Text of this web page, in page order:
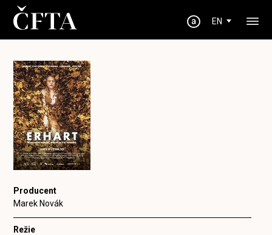
EN
Producent
Marek Novák
Režie